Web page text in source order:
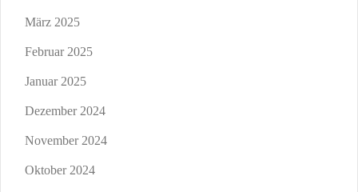
März 2025
Februar 2025
Januar 2025
Dezember 2024
November 2024
Oktober 2024